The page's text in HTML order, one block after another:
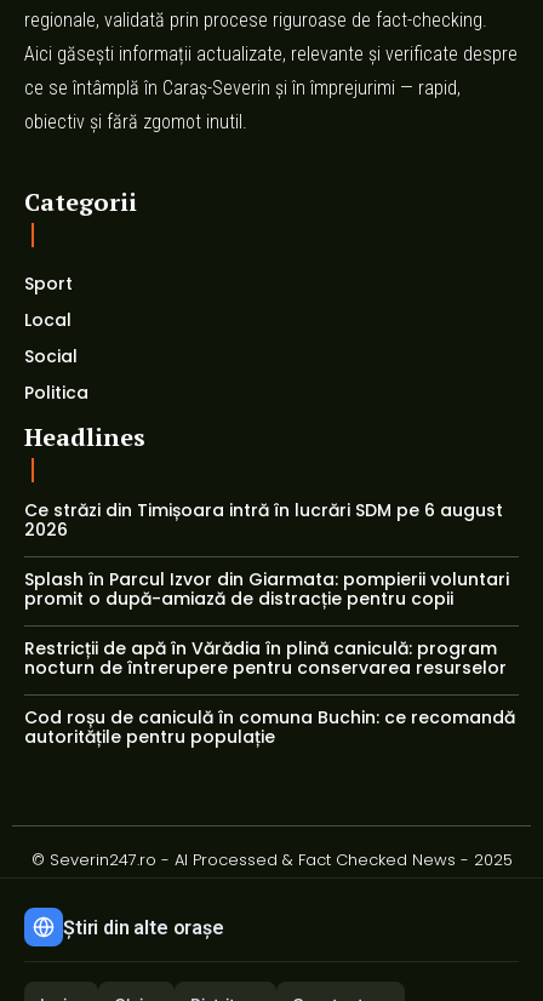
regionale, validată prin procese riguroase de fact-checking.
Aici găsești informații actualizate, relevante și verificate despre
ce se întâmplă în Caraș-Severin și în împrejurimi — rapid,
obiectiv și fără zgomot inutil.
Categorii
Sport
Local
Social
Politica
Headlines
Ce străzi din Timișoara intră în lucrări SDM pe 6 august
2026
Splash în Parcul Izvor din Giarmata: pompierii voluntari
promit o după-amiază de distracție pentru copii
Restricții de apă în Vărădia în plină caniculă: program
nocturn de întrerupere pentru conservarea resurselor
Cod roșu de caniculă în comuna Buchin: ce recomandă
autoritățile pentru populație
© Severin247.ro - AI Processed & Fact Checked News - 2025
Știri din alte orașe